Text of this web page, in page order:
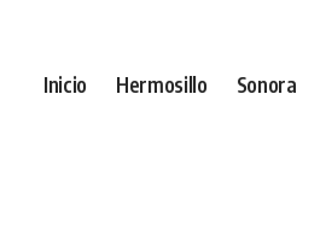
Inicio Hermosillo Sonora